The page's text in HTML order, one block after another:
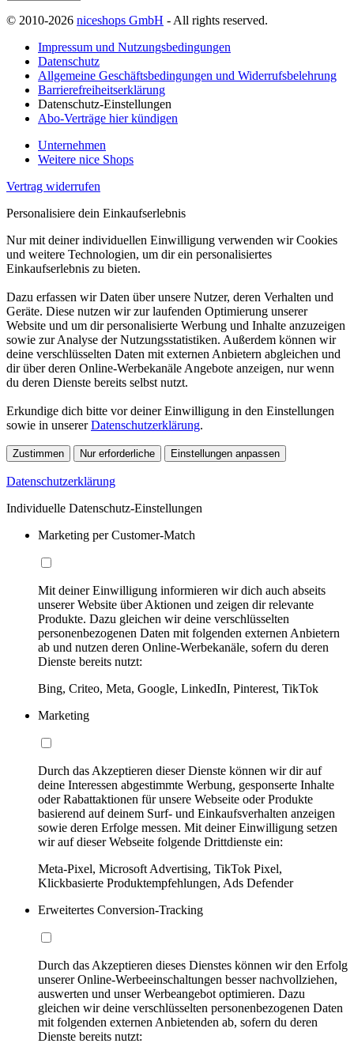
© 2010-2026 niceshops GmbH - All rights reserved.
Impressum und Nutzungsbedingungen
Datenschutz
Allgemeine Geschäftsbedingungen und Widerrufsbelehrung
Barrierefreiheitserklärung
Datenschutz-Einstellungen
Abo-Verträge hier kündigen
Unternehmen
Weitere nice Shops
Vertrag widerrufen
Personalisiere dein Einkaufserlebnis
Nur mit deiner individuellen Einwilligung verwenden wir Cookies
und weitere Technologien, um dir ein personalisiertes
Einkaufserlebnis zu bieten.
Dazu erfassen wir Daten über unsere Nutzer, deren Verhalten und
Geräte. Diese nutzen wir zur laufenden Optimierung unserer
Website und um dir personalisierte Werbung und Inhalte anzuzeigen
sowie zur Analyse der Nutzungsstatistiken. Außerdem können wir
deine verschlüsselten Daten mit externen Anbietern abgleichen und
dir über deren Online-Werbekanäle Angebote anzeigen, nur wenn
du deren Dienste bereits selbst nutzt.
Erkundige dich bitte vor deiner Einwilligung in den Einstellungen
sowie in unsererDatenschutzerklärung.
Zustimmen Nur erforderliche Einstellungen anpassen
Datenschutzerklärung
Individuelle Datenschutz-Einstellungen
Marketing per Customer-Match
Mit deiner Einwilligung informieren wir dich auch abseits
unserer Website über Aktionen und zeigen dir relevante
Produkte. Dazu gleichen wir deine verschlüsselten
personenbezogenen Daten mit folgenden externen Anbietern
ab und nutzen deren Online-Werbekanäle, sofern du deren
Dienste bereits nutzt:
Bing, Criteo, Meta, Google, LinkedIn, Pinterest, TikTok
Marketing
Durch das Akzeptieren dieser Dienste können wir dir auf
deine Interessen abgestimmte Werbung, gesponserte Inhalte
oder Rabattaktionen für unsere Webseite oder Produkte
basierend auf deinem Surf- und Einkaufsverhalten anzeigen
sowie deren Erfolge messen. Mit deiner Einwilligung setzen
wir auf dieser Webseite folgende Drittdienste ein:
Meta-Pixel, Microsoft Advertising, TikTok Pixel,
Klickbasierte Produktempfehlungen, Ads Defender
Erweitertes Conversion-Tracking
Durch das Akzeptieren dieses Dienstes können wir den Erfolg
unserer Online-Werbeeinschaltungen besser nachvollziehen,
auswerten und unser Werbeangebot optimieren. Dazu
gleichen wir deine verschlüsselten personenbezogenen Daten
mit folgenden externen Anbietenden ab, sofern du deren
Dienste bereits nutzt: